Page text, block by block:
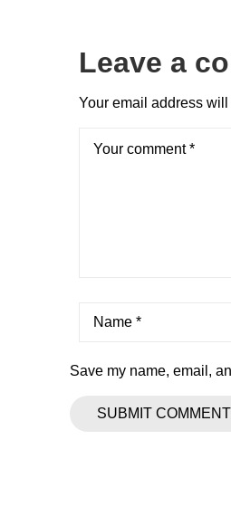
Leave a
Your email address
Save my name, email,